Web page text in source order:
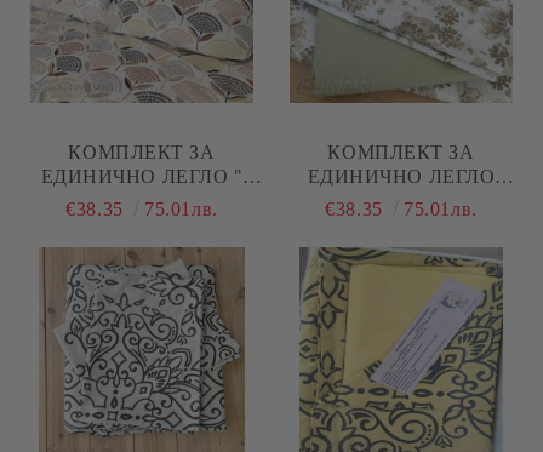
КОМПЛЕКТ ЗА
ЕДИНИЧНО ЛЕГЛО "
ЗЛАТЕН ЛИСТ"
€38.35 75.01лв.
КОМПЛЕКТ ЗА
ЕДИНИЧНО ЛЕГЛО
"БЕЖОВИ ЦВЕТЯ"
€38.35 75.01лв.